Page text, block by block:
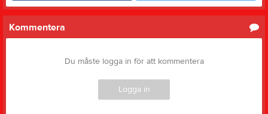
Kommentera
Du måste logga in för att kommentera
Logga in